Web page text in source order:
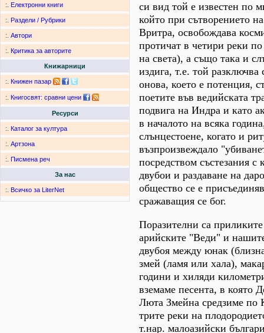
:. Електронни книги
:. Раздели / Рубрики
:. Автори
:. Критика за авторите
Книжарници
:. Книжен пазар
:. Книгосвят: сравни цени
Ресурси
:. Каталог за култура
:. Артзона
:. Писмена реч
За нас
:. Всичко за LiterNet
си вид той е известен по
който при сътворението
Вритра, освобождава
протичат в четири реки
на света), а също така и
издига, т.е. той
онова, което е потенция,
поетите във ведийската
подвига на Индра и като
в началото на всяка
слънцестоене, когато и
възпроизвеждало
посредством състезания с
двубои и раздаване на
общество се е
сражаващия се бог.
Поразителни са
арийските "Веди" и
двубоя между юнак
змей (ламя или хала),
години и хиляди
вземаме песента, в която
Люта Змейна средзиме по
трите реки на
т.нар. малоазийски